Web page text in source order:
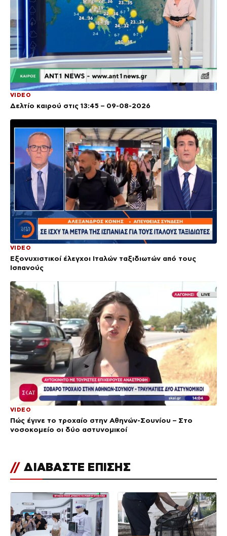
VIDEO
Δελτίο καιρού στις 13:45 – 09-08-2026
VIDEO
Εξονυχιστικοί έλεγχοι Ιταλών ταξιδιωτών από τους
Ισπανούς
VIDEO
Πώς έγινε το τροχαίο στην Αθηνών-Σουνίου – Στο
νοσοκομείο οι δύο αστυνομικοί
// ΔΙΑΒΑΣΤΕ ΕΠΙΣΗΣ